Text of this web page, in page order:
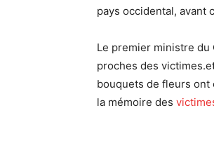
pays occidental, avant
Le premier ministre du
proches des
bouquets de fleurs ont
la mémoire des